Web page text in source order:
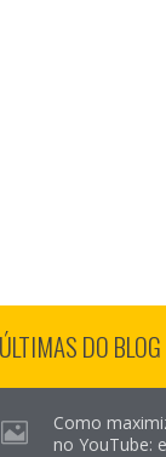
ÚLTIMAS DO BLOG
Como
no YouTube: